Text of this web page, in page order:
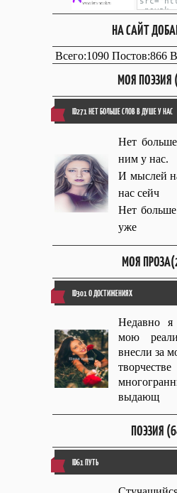
НА САЙТ
Всего:1090 Постов:866
МОЯ ПОЭЗИЯ
ID271 НЕТ БОЛЬШЕ СЛОВ В ДУШЕ У НАС
Нет
ним у нас.
И мыслей
нас сейч
Нет
уже
МОЯ
ID301 О ДОСТИЖЕНИЯХ
Недавно я
мою
внесли за
выдающ
ПОЭЗИЯ
ID61 ПУТЬ